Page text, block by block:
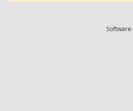
Software: